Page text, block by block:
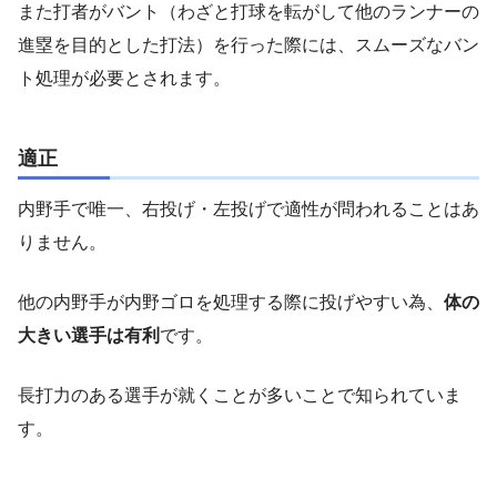
また打者がバント（わざと打球を転がして他のランナーの
進塁を目的とした打法）を行った際には、スムーズなバン
ト処理が必要とされます。
適正
内野手で唯一、右投げ・左投げで適性が問われることはあ
りません。
他の内野手が内野ゴロを処理する際に投げやすい為、 体の
大きい選手は有利 です。
長打力のある選手が就くことが多いことで知られていま
す。